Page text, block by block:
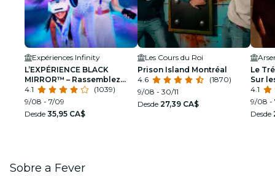
Expériences Infinity
L’EXPÉRIENCE BLACK
MIRROR™ – Rassemblez
votre équipe. Plongez dans
l’intrigue
4.1
(1039)
9/08 - 7/09
Desde 35,95 CA$
Les Cours du Roi
Prison Island Montréal
4.6
(1870)
9/08 - 30/11
Desde 27,39 CA$
Le
Sur
4.1
9/08 -
Desde
Sobre a Fever